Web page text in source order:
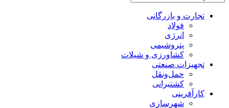
تجارت و بازرگانی
فولاد
انرژی
پتروشیمی
کشاورزی و شیلات
تجهیزات صنعتی
حمل‌و‌نقل
کشتیرانی
کارآفرینی
شهرسازی